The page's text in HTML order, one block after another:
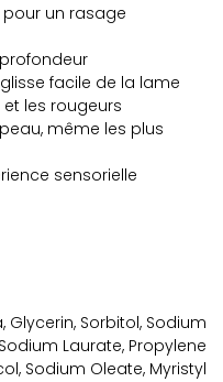
un rasage
facile de la lame
les rougeurs
même les plus
sensorielle
Glycerin, Sorbitol, Sodium
Laurate, Propylene
Sodium Oleate, Myristyl